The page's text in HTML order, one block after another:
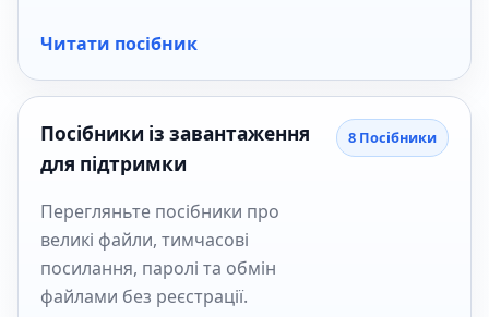
Читати посібник
Посібники із завантаження
для підтримки
Перегляньте посібники про
великі файли, тимчасові
посилання, паролі та обмін
файлами без реєстрації.
8 Посібники